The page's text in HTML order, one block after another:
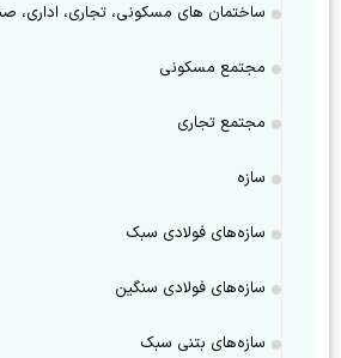
ساختمان‌ های مسکونی، تجاری، اداری،
مجتمع مسکونی
مجتمع تجاری
سازه
سازه‌های فولادی سبک
سازه‌های فولادی سنگین
سازه‌های بتنی سبک